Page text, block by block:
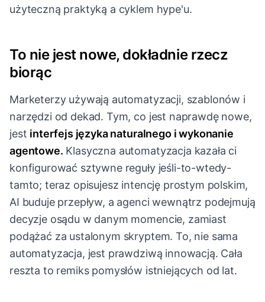
użyteczną praktyką a cyklem hype'u.
To nie jest nowe, dokładnie rzecz
biorąc
Marketerzy używają automatyzacji, szablonów i
narzędzi od dekad. Tym, co jest naprawdę nowe,
jest interfejs języka naturalnego i wykonanie
agentowe. Klasyczna automatyzacja kazała ci
konfigurować sztywne reguły jeśli-to-wtedy-
tamto; teraz opisujesz intencję prostym polskim,
AI buduje przepływ, a agenci wewnątrz podejmują
decyzje osądu w danym momencie, zamiast
podążać za ustalonym skryptem. To, nie sama
automatyzacja, jest prawdziwą innowacją. Cała
reszta to remiks pomysłów istniejących od lat.